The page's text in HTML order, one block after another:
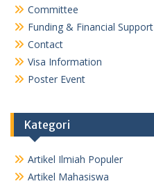
Committee
Funding & Financial Support
Contact
Visa Information
Poster Event
Kategori
Artikel Ilmiah Populer
Artikel Mahasiswa